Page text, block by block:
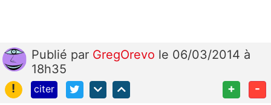
Publié par GregOrevo le 06/03/2014 à
18h35
!
citer + -